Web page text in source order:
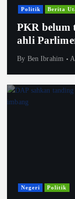
Politik Berita
PKR belum
ahli
By Ben Ibrahim
Negeri Politik